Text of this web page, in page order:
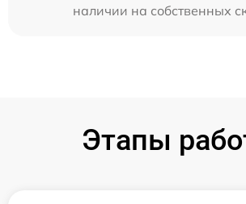
наличии на собственных
Этапы